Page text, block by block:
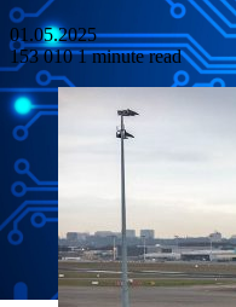
01.05.2025
153 0101 minute read